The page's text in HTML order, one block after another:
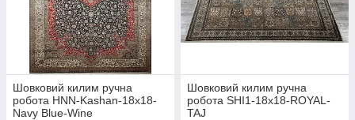
Шовковий килим ручна
робота HNN-Kashan-18x18-
Navy Blue-Wine
Шовковий килим ручна
робота SHI1-18х18-ROYAL-
TAJ